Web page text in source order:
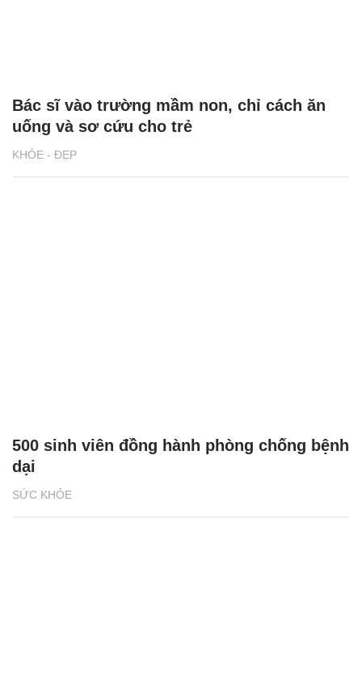
KHỎE - ĐẸP
Bác sĩ vào trường mầm non, chỉ cách ăn
uống và sơ cứu cho trẻ
SỨC KHỎE
500 sinh viên đồng hành phòng chống bệnh
dại